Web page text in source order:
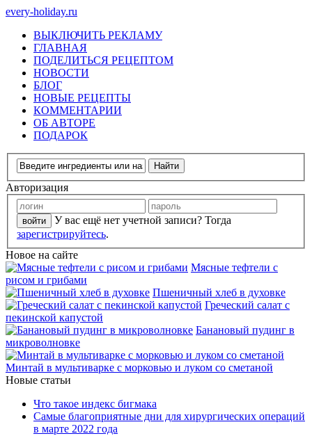
every-holiday.ru
ВЫКЛЮЧИТЬ РЕКЛАМУ
ГЛАВНАЯ
ПОДЕЛИТЬСЯ РЕЦЕПТОМ
НОВОСТИ
БЛОГ
НОВЫЕ РЕЦЕПТЫ
КОММЕНТАРИИ
ОБ АВТОРЕ
ПОДАРОК
Авторизация
У вас ещё нет учетной записи? Тогда
зарегистрируйтесь.
Новое на сайте
Мясные тефтели с
рисом и грибами
Пшеничный хлеб в духовке
Греческий салат с
пекинской капустой
Банановый пудинг в
микроволновке
Минтай в мультиварке с морковью и луком со сметаной
Новые статьи
Что такое индекс бигмака
Самые благоприятные дни для хирургических операций
в марте 2022 года